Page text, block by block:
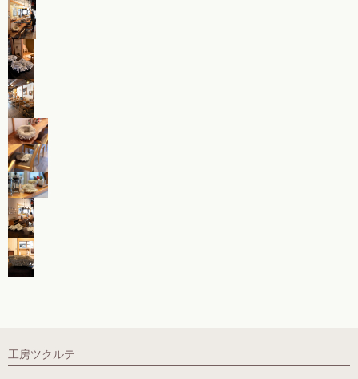
工房ツクルテ